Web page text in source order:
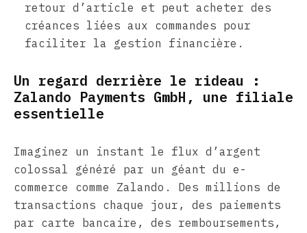
retour d’article et peut acheter des
créances liées aux commandes pour
faciliter la gestion financière.
Un regard derrière le rideau :
Zalando Payments GmbH, une filiale
essentielle
Imaginez un instant le flux d’argent
colossal généré par un géant du e-
commerce comme Zalando. Des millions de
transactions chaque jour, des paiements
par carte bancaire, des remboursements,